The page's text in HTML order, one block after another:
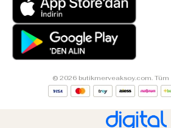
© 2026 butikmerveaksoy.com. Tüm